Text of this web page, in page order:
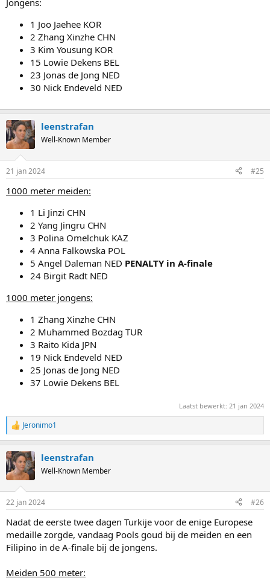
Jongens:
1 Joo Jaehee KOR
2 Zhang Xinzhe CHN
3 Kim Yousung KOR
15 Lowie Dekens BEL
23 Jonas de Jong NED
30 Nick Endeveld NED
leenstrafan
Well-Known Member
21 jan 2024 #25
1000 meter meiden:
1 Li Jinzi CHN
2 Yang Jingru CHN
3 Polina Omelchuk KAZ
4 Anna Falkowska POL
5 Angel Daleman NED PENALTY in A-finale
24 Birgit Radt NED
1000 meter jongens:
1 Zhang Xinzhe CHN
2 Muhammed Bozdag TUR
3 Raito Kida JPN
19 Nick Endeveld NED
25 Jonas de Jong NED
37 Lowie Dekens BEL
Laatst bewerkt: 21 jan 2024
R
e
c
t
i
s
Jeronimo1
leenstrafan
Well-Known Member
22 jan 2024 #26
Nadat de eerste twee dagen Turkije voor de enige Europese
medaille zorgde, vandaag Pools goud bij de meiden en een
Filipino in de A-finale bij de jongens.
Meiden 500 meter: